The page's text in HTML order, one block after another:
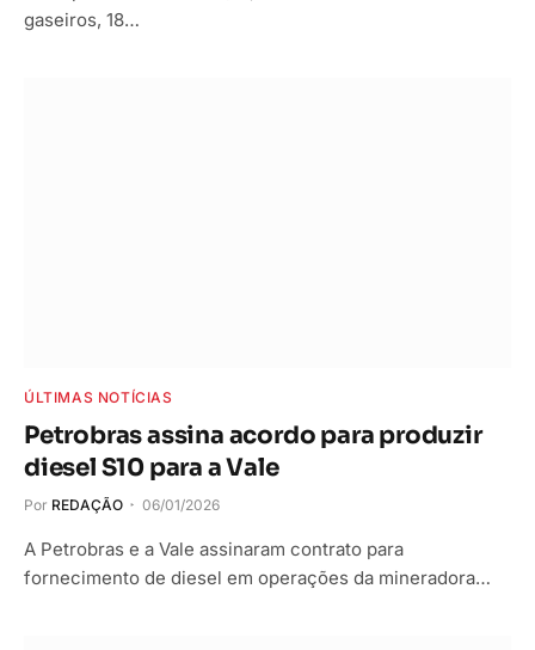
gaseiros, 18…
ÚLTIMAS NOTÍCIAS
Petrobras assina acordo para produzir
diesel S10 para a Vale
Por REDAÇÃO 06/01/2026
A Petrobras e a Vale assinaram contrato para
fornecimento de diesel em operações da mineradora…